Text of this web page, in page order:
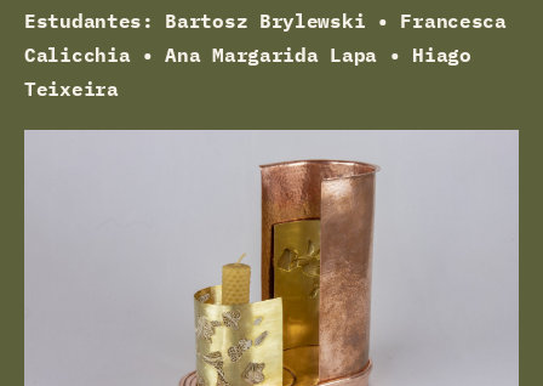
Estudantes: Bartosz Brylewski • Francesca
Calicchia • Ana Margarida Lapa • Hiago
Teixeira